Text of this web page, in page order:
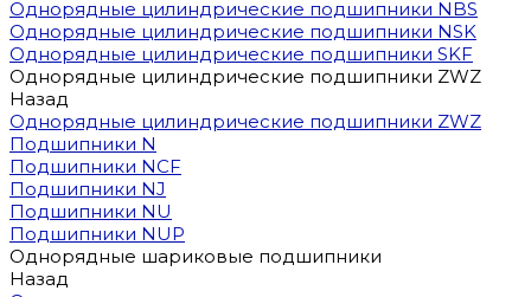
Однорядные цилиндрические подшипники NBS
Однорядные цилиндрические подшипники NSK
Однорядные цилиндрические подшипники SKF
Однорядные цилиндрические подшипники ZWZ
Назад
Однорядные цилиндрические подшипники ZWZ
Подшипники N
Подшипники NCF
Подшипники NJ
Подшипники NU
Подшипники NUP
Однорядные шариковые подшипники
Назад